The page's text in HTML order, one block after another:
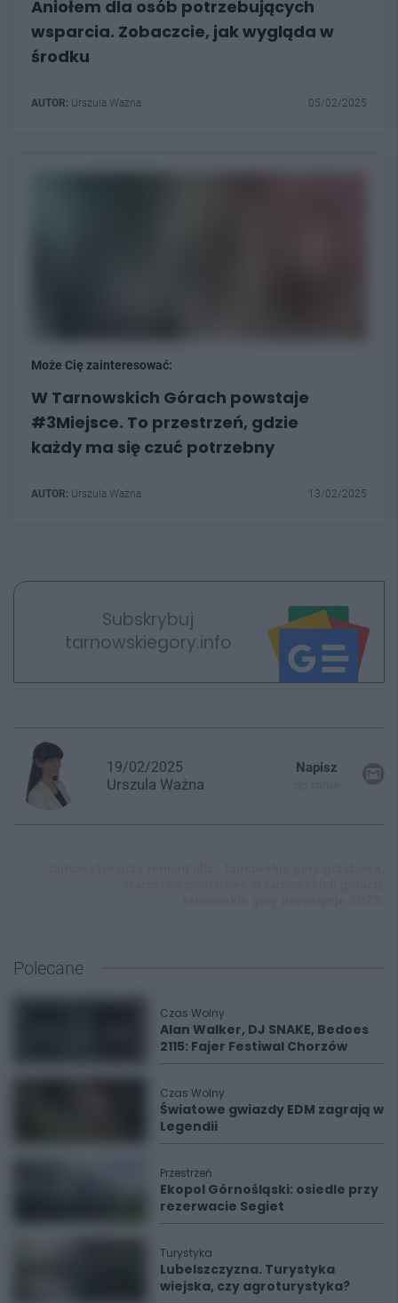
Aniołem dla osób potrzebujących
wsparcia. Zobaczcie, jak wygląda w
środku
AUTOR: Urszula Ważna 05/02/2025
Może Cię zainteresować:
W Tarnowskich Górach powstaje
#3Miejsce. To przestrzeń, gdzie
każdy ma się czuć potrzebny
AUTOR: Urszula Ważna 13/02/2025
Subskrybuj
tarnowskiegory.info
19/02/2025
Urszula Ważna
Napisz
Polecane
Czas Wolny
Alan Walker, DJ SNAKE, Bedoes
2115: Fajer Festiwal Chorzów
Czas Wolny
Światowe gwiazdy EDM zagrają w
Legendii
Przestrzeń
Ekopol Górnośląski: osiedle przy
rezerwacie Segiet
Turystyka
Lubelszczyzna. Turystyka
wiejska, czy agroturystyka?